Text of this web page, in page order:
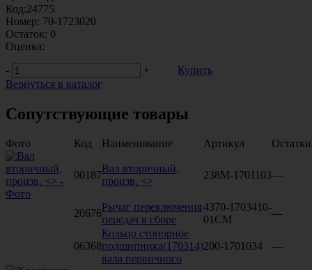
Код:24775
Номер: 70-1723020
Остаток: 0
Оценка:
-
+
Купить
Вернуться в каталог
Сопутствующие товары
Фото Код Наименование Артикул Остатки
00187
Вал вторичный,
произв. <>
238М-1701103—
20676
Рычаг переключения
передач в сборе
4370-1703410-
01СМ
—
06368
Кольцо стопорное
подшипника(170314)
вала первичного
200-1701034 —